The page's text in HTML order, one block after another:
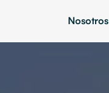
Nosotros